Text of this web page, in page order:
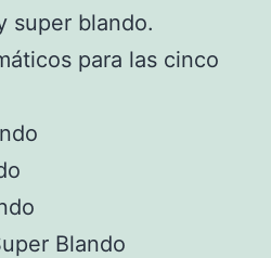
super blando.
para las cinco
Blando